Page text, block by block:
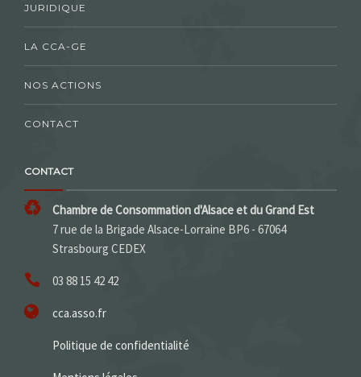
JURIDIQUE
LA CCA-GE
NOS ACTIONS
CONTACT
CONTACT
Chambre de Consommation d'Alsace et du Grand Est
7 rue de la Brigade Alsace-Lorraine BP6 - 67064
Strasbourg CEDEX
03 88 15 42 42
cca.asso.fr
Politique de confidentialité